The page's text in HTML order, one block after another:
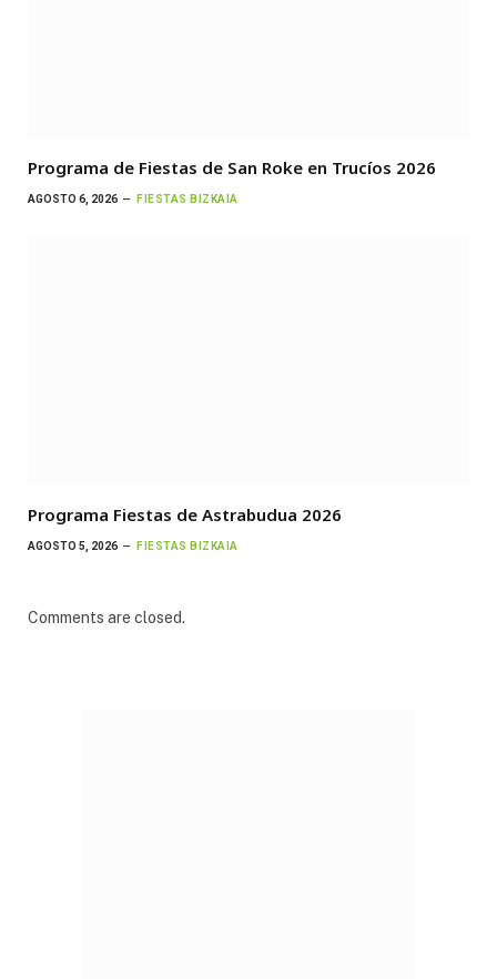
Programa de Fiestas de San Roke en Trucíos 2026
AGOSTO 6, 2026 FIESTAS BIZKAIA
Programa Fiestas de Astrabudua 2026
AGOSTO 5, 2026 FIESTAS BIZKAIA
Comments are closed.